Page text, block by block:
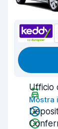
Ufficio
Mostra